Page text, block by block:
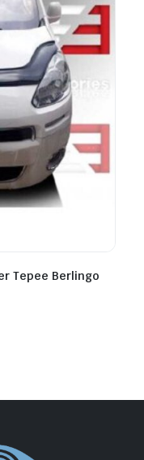
Tepee Berlingo